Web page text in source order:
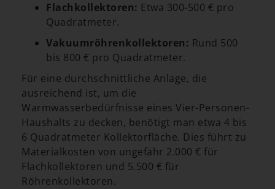
Flachkollektoren: Etwa 300-500 € pro
Quadratmeter.
Vakuumröhrenkollektoren: Rund 500
bis 800 € pro Quadratmeter.
Für eine durchschnittliche Anlage, die
ausreichend ist, um die
Warmwasserbedürfnisse eines Vier-Personen-
Haushalts zu decken, benötigt man etwa 4 bis
6 Quadratmeter Kollektorfläche. Dies führt zu
Materialkosten von ungefähr 2.000 € für
Flachkollektoren und 5.500 € für
Röhrenkollektoren.